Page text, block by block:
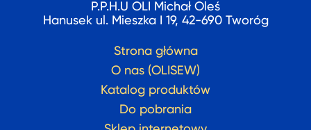
P.P.H.U OLI Michał Oleś
Hanusek ul. Mieszka I 19, 42-690 Tworóg
Strona główna
O nas (OLISEW)
Katalog produktów
Do pobrania